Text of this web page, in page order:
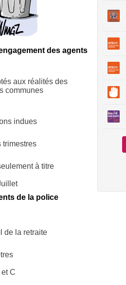
des agents
aux réalités des
communes
indues
trimestres
à titre
de la police
de la retraite
C